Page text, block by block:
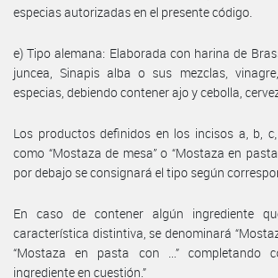
especias autorizadas en el presente código.
e) Tipo alemana: Elaborada con harina de
juncea, Sinapis alba o sus mezclas,
especias, debiendo contener ajo y cebolla,
Los productos definidos en los incisos a, b,
como “Mostaza de mesa” o “Mostaza en
por debajo se consignará el tipo según
En caso de contener algún ingrediente
característica distintiva, se denominará
“Mostaza en pasta con ...” completando
ingrediente en cuestión.”